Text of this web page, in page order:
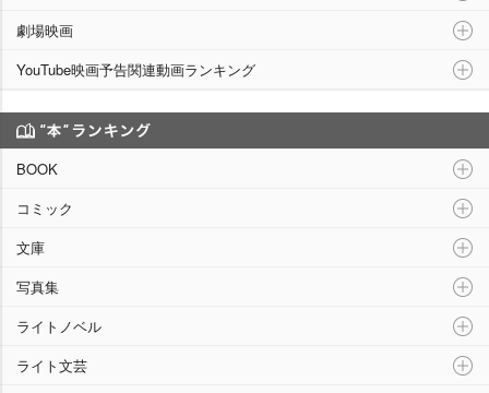
劇場映画
YouTube映画予告関連動画ランキング
BOOK
コミック
文庫
写真集
ライトノベル
ライト文芸